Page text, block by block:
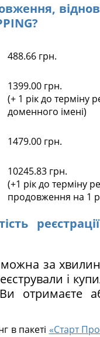
488.66 грн.
1399.00 грн.
(+ 1 рік до терміну
доменного імені)
1479.00 грн.
10245.83 грн.
(+1 рік до терміну
продовження на 1
за
і
в пакеті «Старт